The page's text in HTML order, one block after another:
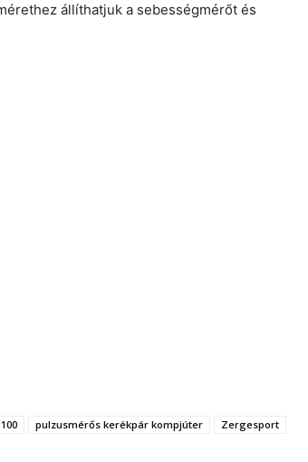
állíthatjuk a sebességmérőt és
pulzusmérős kerékpár kompjúter Zergesport